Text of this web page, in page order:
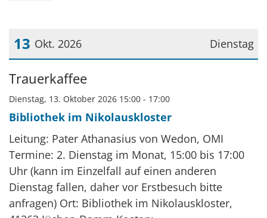
Dienstag
13 Okt. 2026
Datum: 13. Oktober 2026
Trauerkaffee
Dienstag, 13. Oktober 2026 15:00 - 17:00
Bibliothek im Nikolauskloster
Leitung: Pater Athanasius von Wedon, OMI
Termine: 2. Dienstag im Monat, 15:00 bis 17:00
Uhr (kann im Einzelfall auf einen anderen
Dienstag fallen, daher vor Erstbesuch bitte
anfragen) Ort: Bibliothek im Nikolauskloster,